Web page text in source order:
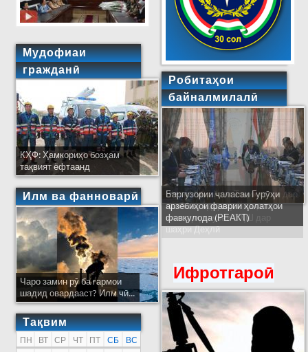
Мудофиаи
гражданӣ
КҲФ: Ҳамкориҳо бозҳам
тақвият ёфтаанд
Илм ва фанноварӣ
Чаро замин рӯ ба гармои
шадид овардааст? Илм чӣ...
Тақвим
ПН ВТ СР ЧТ ПТ СБ
ВС
Робитаҳои
байналмилалӣ
Баргузории ҷаласаи Гурӯҳи
арзёбиҳои фаврии ҳолатҳои
фавқулода (РЕАКТ)
Ширкати ҳайати Тоҷикистон дар
ҷаласаи идораҳои наҷоти
кишварҳои узви СҲШ дар
шаҳри Деҳлӣ
Ифротгароӣ